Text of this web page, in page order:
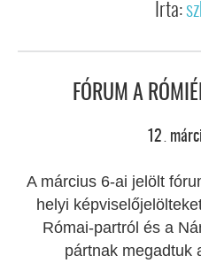
Írta:
FÓRUM A
12 .
A március 6-ai jelölt
helyi
Római-partról és a
pártnak megadtuk